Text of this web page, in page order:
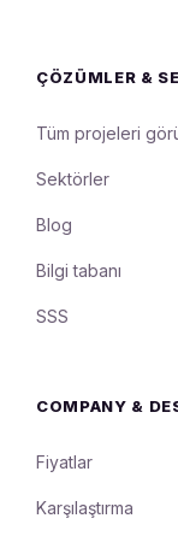
ÇÖZÜMLER &
Tüm projeleri
Sektörler
Blog
Bilgi tabanı
SSS
COMPANY &
Fiyatlar
Karşılaştırma